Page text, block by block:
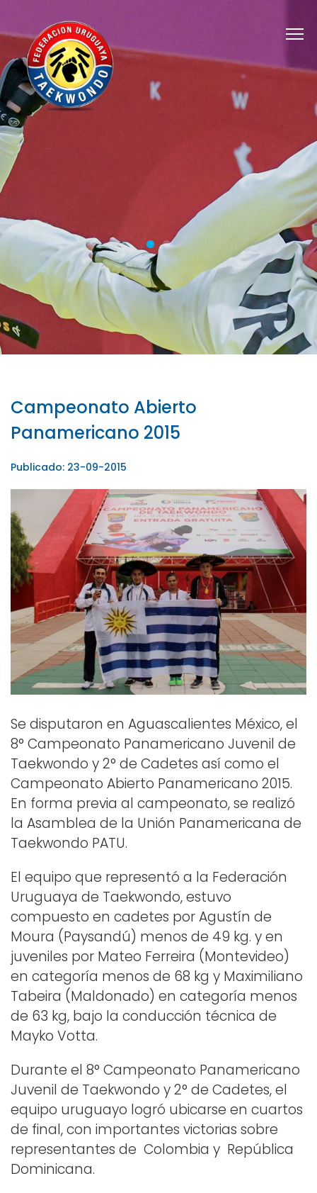
Campeonato Abierto
Panamericano 2015
Publicado: 23-09-2015
Se disputaron en Aguascalientes México, el
8° Campeonato Panamericano Juvenil de
Taekwondo y 2° de Cadetes así como el
Campeonato Abierto Panamericano 2015.
En forma previa al campeonato, se realizó
la Asamblea de la Unión Panamericana de
Taekwondo PATU.
El equipo que representó a la Federación
Uruguaya de Taekwondo, estuvo
compuesto en cadetes por Agustín de
Moura (Paysandú) menos de 49 kg. y en
juveniles por Mateo Ferreira (Montevideo)
en categoría menos de 68 kg y Maximiliano
Tabeira (Maldonado) en categoría menos
de 63 kg, bajo la conducción técnica de
Mayko Votta.
Durante el 8° Campeonato Panamericano
Juvenil de Taekwondo y 2° de Cadetes, el
equipo uruguayo logró ubicarse en cuartos
de final, con importantes victorias sobre
representantes de Colombia y República
Dominicana.